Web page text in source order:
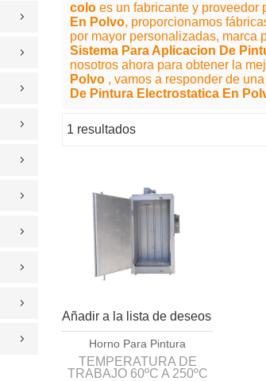
colo es un fabricante y proveedor
En Polvo, proporcionamos
por mayor personalizadas, marca
Sistema Para Aplicacion De
nosotros ahora para obtener la
Polvo , vamos a responder de
De Pintura Electrostatica En
1 resultados
Añadir a la lista de deseos
Horno Para Pintura
Electrostatica
TEMPERATURA DE
TRABAJO 60ºC A 250ºC